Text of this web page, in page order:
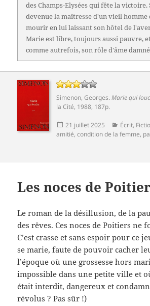
des Champs-Elysées qui fête la victoire.
devenue la maîtresse d'un vieil homme
mourir en lui laissant son hôtel de
Marie est libre, toujours aussi pauvre,
comme autrefois, son rôle d'âme
Simenon, Georges.Marie qui
la Cité, 1988, 187p.
Publié
le
21 juillet 2025 Catégories
Écrit,
amitié, condition de la femme,
Les noces de
Le roman de la désillusion, de la
des rêves. Ces noces de Poitiers ne
C’est crasse et sans espoir pour ce
se marie, faute de pouvoir cacher
l’époque où une grossesse hors
impossible dans une petite ville et
était interdit, dangereux et
révolus ? Pas sûr !)